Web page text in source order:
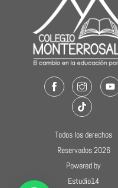
FacebookInstagram
TikTok
Todos los derechos
Reservados 2026
Powered by
Estudio14